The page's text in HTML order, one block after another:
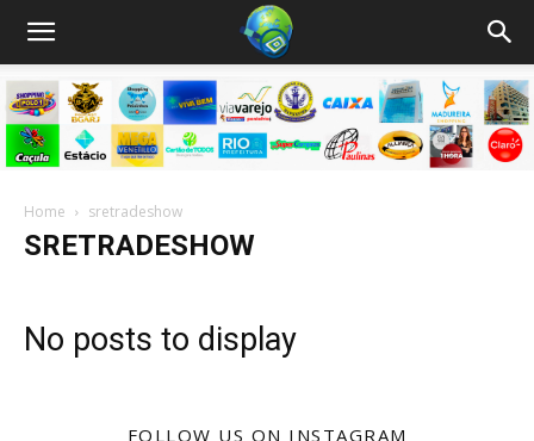
Home sretradeshow
SRETRADESHOW
No posts to display
FOLLOW US ON INSTAGRAM